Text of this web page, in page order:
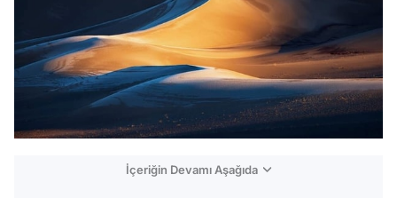
İçeriğin Devamı Aşağıda